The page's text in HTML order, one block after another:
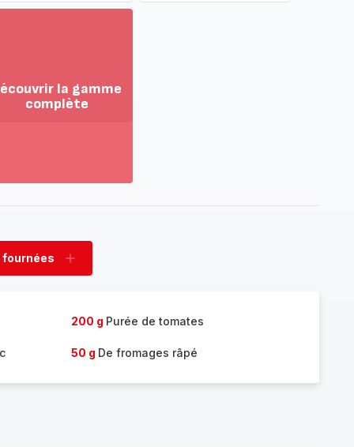
la gamme
complète
fournées
Ajouter
200 g Purée de tomates
50 g De fromages râpé